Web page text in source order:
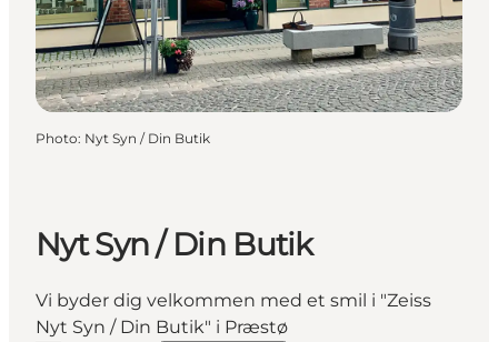
Photo: Nyt Syn / Din Butik
Nyt Syn / Din Butik
Vi byder dig velkommen med et smil i "Zeiss
Nyt Syn / Din Butik" i Præstø